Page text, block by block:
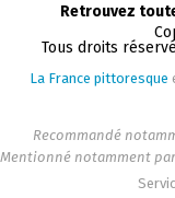
Retrouvez
Tous droits
La France pittoresque
Recommandé
Mentionné notamment par